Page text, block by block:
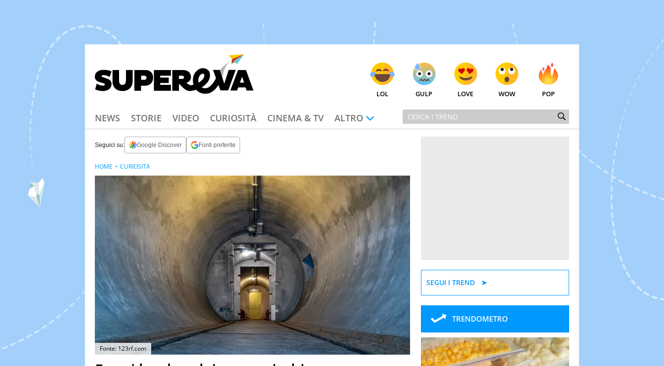
LOL GULP LOVE WOW POP
NEWS STORIE VIDEO CURIOSITÀ CINEMA & TV ALTRO
Seguici su: Google Discover Fonti preferite
Fonte: 123rf.com
HOME CURIOSITÀ
SEGUI I TREND
TRENDOMETRO